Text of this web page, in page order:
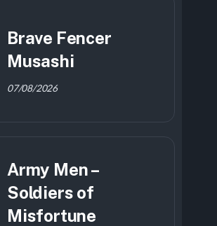
Brave Fencer
Musashi
07/08/2026
Army Men –
Soldiers of
Misfortune